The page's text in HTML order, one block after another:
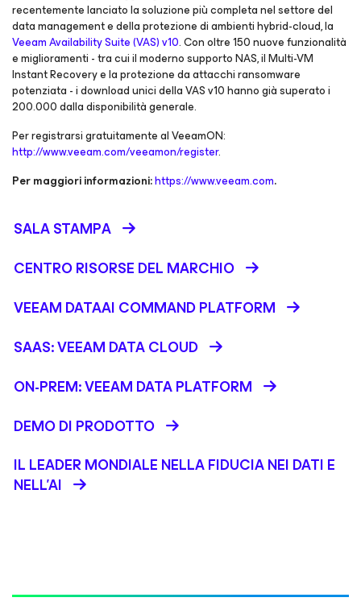
recentemente lanciato la soluzione più completa nel settore del
data management e della protezione di ambienti hybrid-cloud, la
Veeam Availability Suite (VAS) v10. Con oltre 150 nuove funzionalità
e miglioramenti - tra cui il moderno supporto NAS, il Multi-VM
Instant Recovery e la protezione da attacchi ransomware
potenziata - i download unici della VAS v10 hanno già superato i
200.000 dalla disponibilità generale.
Per registrarsi gratuitamente al VeeamON:
http://www.veeam.com/veeamon/register.
Per maggiori informazioni:https://www.veeam.com.
SALA STAMPA
CENTRO RISORSE DEL MARCHIO
VEEAM DATAAI COMMAND PLATFORM
SAAS: VEEAM DATA CLOUD
ON-PREM: VEEAM DATA PLATFORM
DEMO DI PRODOTTO
IL LEADER MONDIALE NELLA FIDUCIA NEI DATI E
NELL’AI